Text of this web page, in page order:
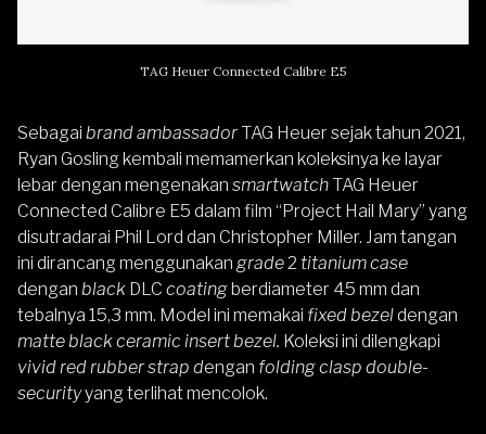
TAG Heuer Connected Calibre E5
Sebagai brand ambassador TAG Heuer sejak tahun 2021,
Ryan Gosling kembali memamerkan koleksinya ke layar
lebar dengan mengenakan smartwatch TAG Heuer
Connected Calibre E5 dalam film “Project Hail Mary” yang
disutradarai Phil Lord dan Christopher Miller. Jam tangan
ini dirancang menggunakan grade2 titanium case
dengan black DLC coatingberdiameter 45 mm dan
tebalnya 15,3 mm. Model ini memakai fixed bezeldengan
matte black ceramic insert bezel. Koleksi ini dilengkapi
vivid red rubber strap dengan folding clasp double-
securityyang terlihat mencolok.